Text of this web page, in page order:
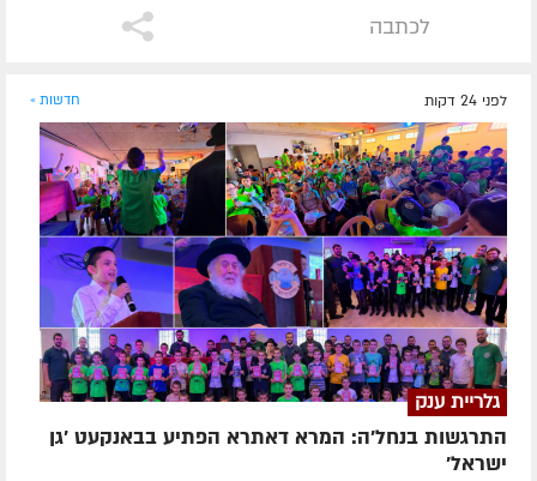
לכתבה
לפני 24 דקות חדשות »
גלריית ענק
התרגשות בנחל'ה: המרא דאתרא הפתיע בבאנקעט 'גן
ישראל'